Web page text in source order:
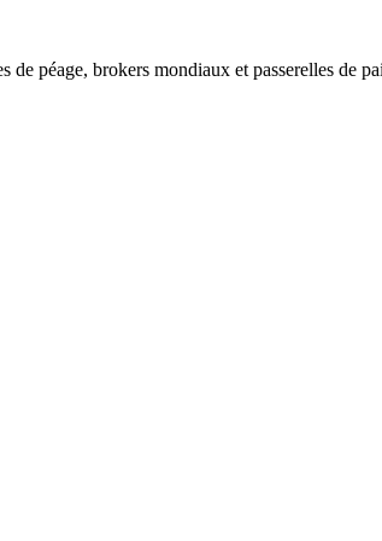
de péage, brokers mondiaux et passerelles de